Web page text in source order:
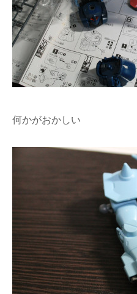
何かがおかしい